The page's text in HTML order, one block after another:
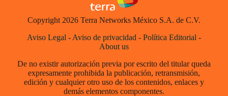
Copyright 2026 Terra Networks México S.A. de C.V.
Aviso Legal - Aviso de privacidad - Política Editorial -
About us
De no existir autorización previa por escrito del titular queda
expresamente prohibida la publicación, retransmisión,
edición y cualquier otro uso de los contenidos, enlaces y
demás elementos componentes.